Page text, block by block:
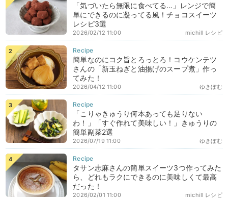
「気づいたら無限に食べてる…」レンジで簡
単にできるのに凝ってる風！チョコスイーツ
レシピ3選
michill レシピ
2026/02/12 11:00
簡単なのにコク旨とろっとろ！コウケンテツ
さんの「新玉ねぎと油揚げのスープ煮」作っ
てみた！
ゆきぼむ
2026/04/12 11:00
「こりゃきゅうり何本あっても足りない
わ！」「すぐ作れて美味しい！」きゅうりの
簡単副菜2選
ゆきぼむ
2026/07/19 11:00
タサン志麻さんの簡単スイーツ3つ作ってみた
ら、どれもラクにできるのに美味しくて最高
だった！
michill レシピ
2026/02/01 11:00